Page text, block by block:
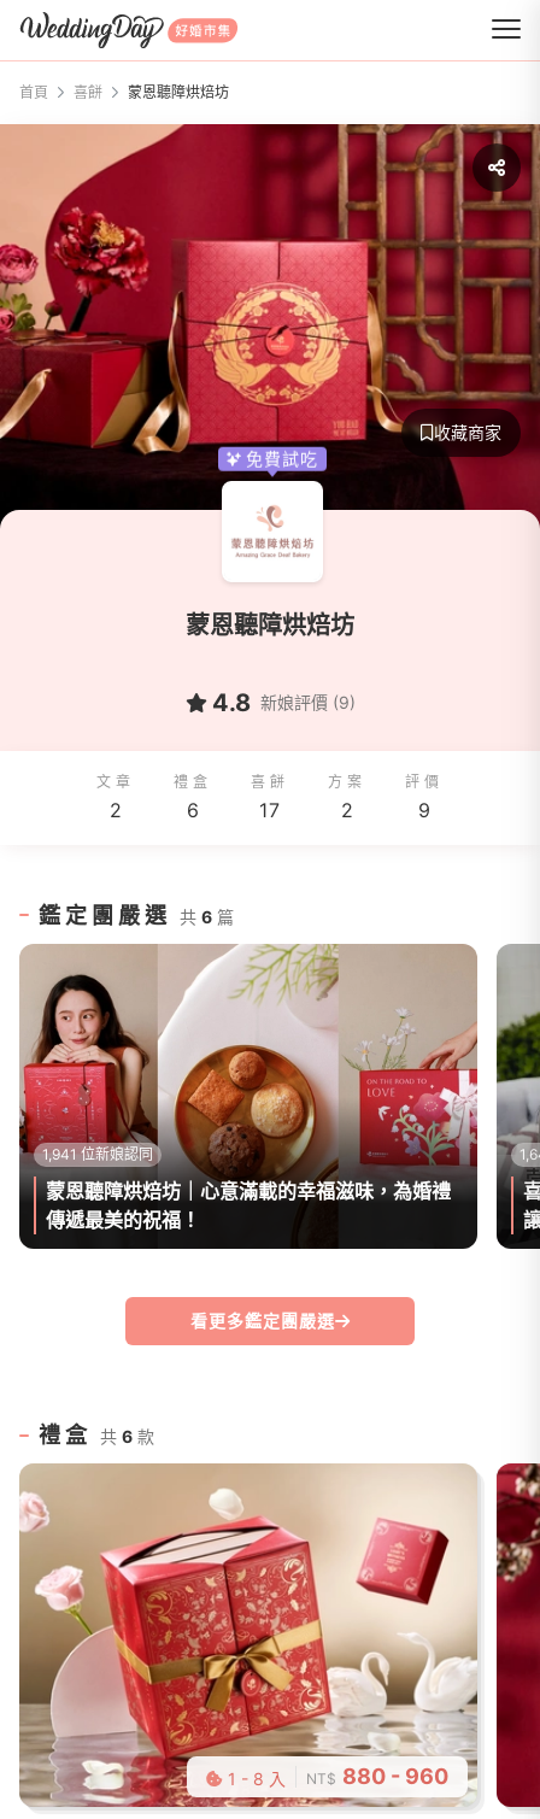
WeddingDay 好婚市集
首頁 喜餅 蒙恩聽障烘焙坊
收藏商家
免費試吃
蒙恩聽障烘焙坊
4.8 新娘評價 (9)
文章
2
禮盒
6
喜餅
17
方案
2
評價
9
鑑定團嚴選 共 6 篇
1,941 位新娘認同
蒙恩聽障烘焙坊｜心意滿載的幸福滋味，為婚禮
傳遞最美的祝福！
看更多鑑定團嚴選
禮盒 共 6 款
1 - 8 入 NT$ 880 - 960